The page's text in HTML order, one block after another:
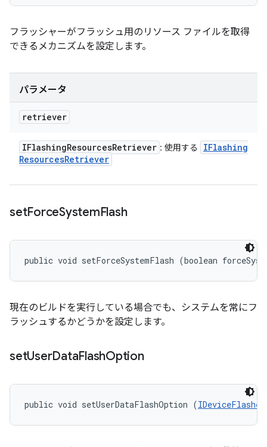
フラッシャーがフラッシュ用のリソース ファイルを取得
できるメカニズムを設定します。
パラメータ
retriever
IFlashingResourcesRetriever : 使用する
IFlashing
ResourcesRetriever
setForceSystemFlash
public void setForceSystemFlash (boolean
現在のビルドを実行している場合でも、システムを常にフ
ラッシュするかどうかを設定します。
setUserDataFlashOption
public void setUserDataFlashOption (